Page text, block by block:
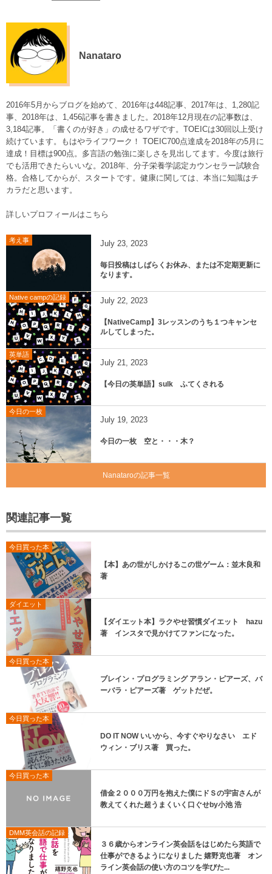
Nanataro
2016年5月からブログを始めて、2016年は448記事、2017年は、1,280記
事、2018年は、1,456記事を書きました。2018年12月現在の記事数は、
3,184記事。「書くのが好き」の成せるワザです。TOEICは30回以上受け
続けています。もはやライフワーク！ TOEIC700点達成を2018年の5月に
達成！目標は900点。多言語の勉強に楽しさを見出してます。今度は旅行
でも活用できたらいいな。2018年、分子栄養学認定カウンセラー試験合
格。合格してからが、スタートです。健康に関しては、本当に知識はチ
カラだと思います。
詳しいプロフィールはこちら
考え事 July 23, 2023
毎日投稿はしばらくお休み、または不定期更新に
なります。
Native campの記録 July 22, 2023
【NativeCamp】3レッスンのうち１つキャンセ
ルしてしまった。
英単語
July 21, 2023
【今日の英単語】sulk ふてくされる
今日の一枚
July 19, 2023
今日の一枚 空と・・・木？
Nanataroの記事一覧
関連記事一覧
今日買った本
【本】あの世がしかけるこの世ゲーム：並木良和
著
ダイエット
【ダイエット本】ラクやせ習慣ダイエット hazu
著 インスタで見かけてファンになった。
今日買った本
ブレイン・プログラミング アラン・ピアーズ、バ
ーバラ・ピアーズ著 ゲットだぜ。
今日買った本
DO IT NOW いいから、今すぐやりなさい エド
ウィン・ブリス著 買った。
今日買った本
借金２０００万円を抱えた僕にドＳの宇宙さんが
教えてくれた超うまくいく口ぐせby小池 浩
DMM英会話の記録
３６歳からオンライン英会話をはじめたら英語で
仕事ができるようになりました 嬉野克也著 オン
ライン英会話の使い方のコツを学びた...